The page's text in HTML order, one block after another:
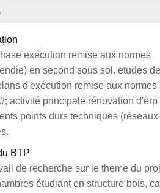
exécution remise aux normes
en second sous sol. etudes
d'exécution remise aux normes
activité principale rénovation d'erp
points durs techniques (réseaux
BTP
de recherche sur le thème du
étudiant en structure bois,